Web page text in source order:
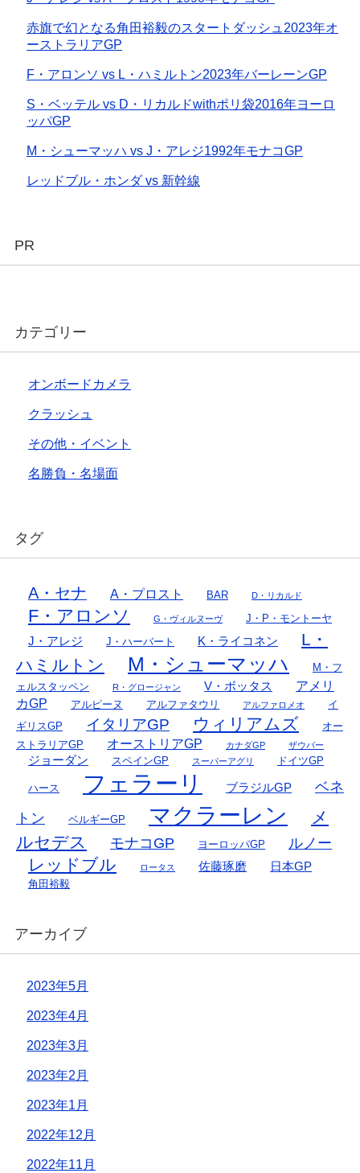
赤旗で幻となる角田裕毅のスタートダッシュ2023年オ
ーストラリアGP
F・アロンソ vs L・ハミルトン2023年バーレーンGP
S・ベッテル vs D・リカルドwithポリ袋2016年ヨーロ
ッパGP
M・シューマッハ vs J・アレジ1992年モナコGP
レッドブル・ホンダ vs 新幹線
PR
カテゴリー
オンボードカメラ
クラッシュ
その他・イベント
名勝負・名場面
タグ
A・セナ A・プロスト BAR D・リカルド
F・アロンソ G・ヴィルヌーヴ J・P・モントーヤ
J・アレジ J・ハーバート K・ライコネン
L・
ハミルトン
M・シューマッハ
M・フ
ェルスタッペン
R・グロージャン V・ボッタス
アメリ
カGP
アルピーヌ アルファタウリ アルファロメオ
イ
ギリスGP
イタリアGP ウィリアムズ
オー
ストラリアGP
オーストリアGP カナダGP ザウバー
ジョーダン スペインGP スーパーアグリ ドイツGP
ハース フェラーリ ブラジルGP
ベネ
トン
ベルギーGP マクラーレン
メ
ルセデス
モナコGP ヨーロッパGP ルノー
レッドブル ロータス 佐藤琢磨 日本GP
角田裕毅
アーカイブ
2023年5月
2023年4月
2023年3月
2023年2月
2023年1月
2022年12月
2022年11月